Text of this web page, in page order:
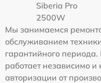
Siberia Pro
2500W
Мы занимаемся
обслуживанием
гарантийного
работает независимо
авторизации от